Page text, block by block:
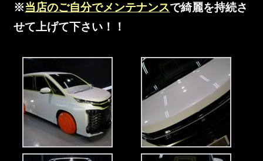
※当店のご自分でメンテナンスで綺麗を持続さ
せて上げて下さい！！